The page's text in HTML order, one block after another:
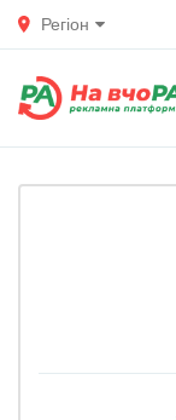
Регіон